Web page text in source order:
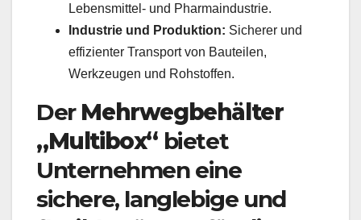
Lebensmittel- und Pharmaindustrie.
Industrie und Produktion: Sicherer und
effizienter Transport von Bauteilen,
Werkzeugen und Rohstoffen.
Der Mehrwegbehälter
„Multibox“ bietet
Unternehmen eine
sichere, langlebige und